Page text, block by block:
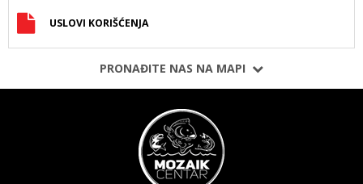
USLOVI KORIŠĆENJA
PRONAĐITE NAS NA MAPI